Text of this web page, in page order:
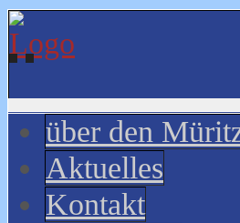
über den
Aktuelles
Kontakt